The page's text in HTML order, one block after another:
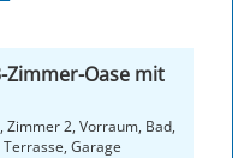
Oase mit
Terrasse, Garage